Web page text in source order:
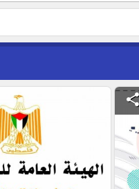
share